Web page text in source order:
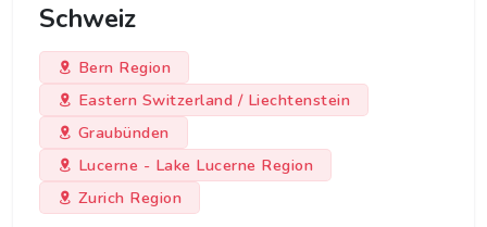
Schweiz
Bern Region
Eastern Switzerland / Liechtenstein
Graubünden
Lucerne - Lake Lucerne Region
Zurich Region